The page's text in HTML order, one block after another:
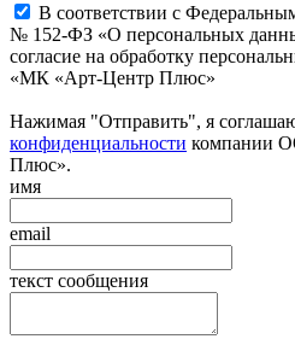
В соответствии с
№ 152-ФЗ «О персональных
согласие на обработку
«МК «Арт-Центр Плюс»
Нажимая "Отправить", я
конфиденциальности компании
Плюс».
имя
email
текст сообщения